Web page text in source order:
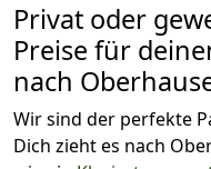
Privat oder
Preise für
nach
Wir sind der perfekte
Dich zieht es nach